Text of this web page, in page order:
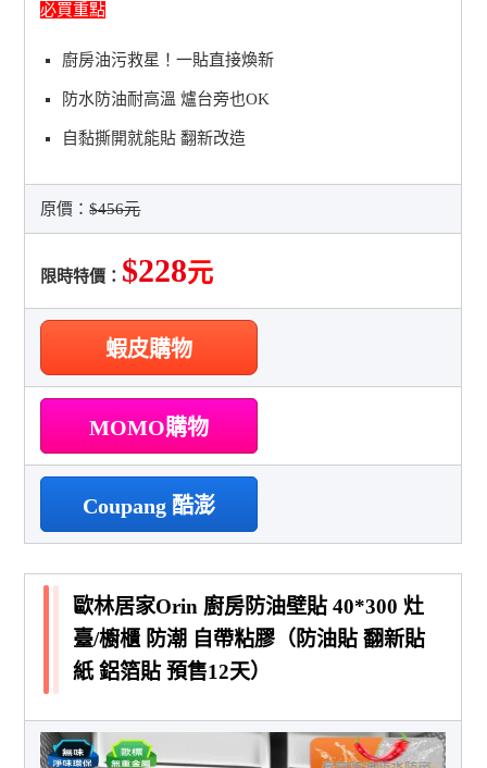
必買重點
廚房油污救星！一貼直接煥新
防水防油耐高溫 爐台旁也OK
自黏撕開就能貼 翻新改造
原價：$456元
限時特價： $228元
蝦皮購物
MOMO購物
Coupang 酷澎
歐林居家Orin 廚房防油壁貼 40*300 灶
臺/櫥櫃 防潮 自帶粘膠（防油貼 翻新貼
紙 鋁箔貼 預售12天）